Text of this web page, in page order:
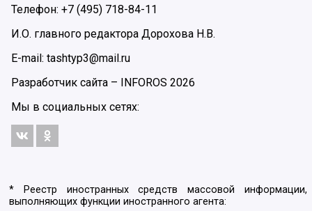
Телефон: +7 (495) 718-84-11
И.О. главного редактора Дорохова Н.В.
E-mail: tashtyp3@mail.ru
Разработчик сайта – INFOROS 2026
Мы в социальных сетях:
* Реестр иностранных средств массовой информации,
выполняющих функции иностранного агента: